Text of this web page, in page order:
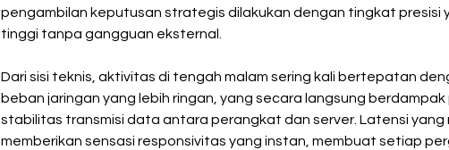
pengambilan keputusan strategis dilakukan dengan tingkat presisi
tinggi tanpa gangguan eksternal.
Dari sisi teknis, aktivitas di tengah malam sering kali bertepatan
beban jaringan yang lebih ringan, yang secara langsung
stabilitas transmisi data antara perangkat dan server. Latensi yang
memberikan sensasi responsivitas yang instan, membuat setiap